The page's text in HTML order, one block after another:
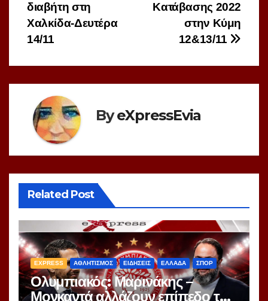
Κατάβασης 2022
στην Κύμη
12&13/11
διαβήτη στη
Χαλκίδα-Δευτέρα
14/11
ByeXpressEvia
Related Post
EXPRESS ΑΘΛΗΤΙΣΜΟΣ ΕΙΔΗΣΕΙΣ ΕΛΛΑΔΑ ΣΠΟΡ
Ολυμπιακός: Μαρινάκης –
Μονκαντά αλλάζουν επίπεδο το